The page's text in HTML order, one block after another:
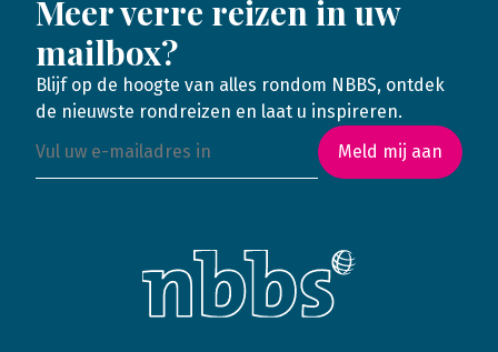
Meer verre reizen in uw
mailbox?
Blijf op de hoogte van alles rondom NBBS, ontdek
de nieuwste rondreizen en laat u inspireren.
Meld mij aan